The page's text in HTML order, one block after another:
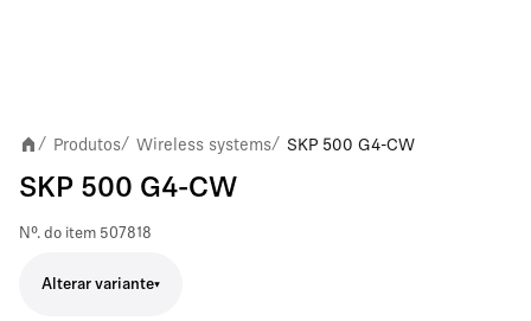
/ Produtos/ Wireless systems/ SKP 500 G4-CW
SKP 500 G4-CW
Nº. do item 507818
Alterar variante